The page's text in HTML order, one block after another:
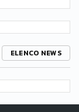
ELENCO NEWS